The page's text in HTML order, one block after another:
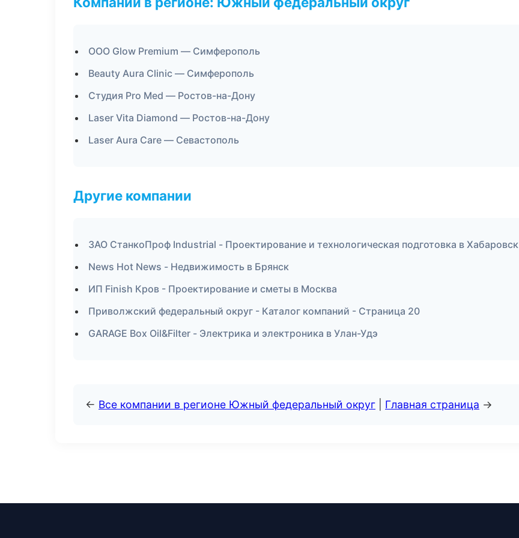
ООО Glow Premium — Симферополь
Beauty Aura Clinic — Симферополь
Студия Pro Med — Ростов-на-Дону
Laser Vita Diamond — Ростов-на-Дону
Laser Aura Care — Севастополь
Другие компании
ЗАО СтанкоПроф Industrial - Проектирование и технологическая подготовка в Хабаровск
News Hot News - Недвижимость в Брянск
ИП Finish Кров - Проектирование и сметы в Москва
Приволжский федеральный округ - Каталог компаний - Страница 20
GARAGE Box Oil&Filter - Электрика и электроника в Улан-Удэ
← Все компании в регионе Южный федеральный округ Главная страница →